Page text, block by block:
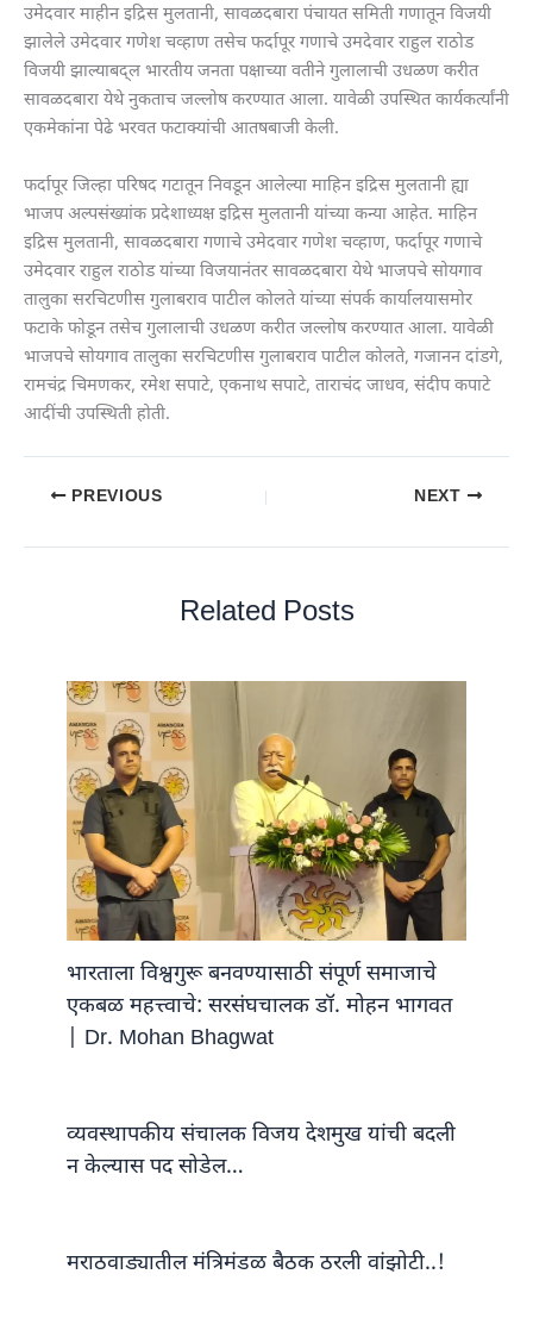
उमेदवार माहीन इद्रिस मुलतानी, सावळदबारा पंचायत समिती गणातून विजयी
झालेले उमेदवार गणेश चव्हाण तसेच फर्दापूर गणाचे उमदेवार राहुल राठोड
विजयी झाल्याबद्ल भारतीय जनता पक्षाच्या वतीने गुलालाची उधळण करीत
सावळदबारा येथे नुकताच जल्लोष करण्यात आला. यावेळी उपस्थित कार्यकर्त्यांनी
एकमेकांना पेढे भरवत फटाक्यांची आतषबाजी केली.
फर्दापूर जिल्हा परिषद गटातून निवडून आलेल्या माहिन इद्रिस मुलतानी ह्या
भाजप अल्पसंख्यांक प्रदेशाध्यक्ष इद्रिस मुलतानी यांच्या कन्या आहेत. माहिन
इद्रिस मुलतानी, सावळदबारा गणाचे उमेदवार गणेश चव्हाण, फर्दापूर गणाचे
उमेदवार राहुल राठोड यांच्या विजयानंतर सावळदबारा येथे भाजपचे सोयगाव
तालुका सरचिटणीस गुलाबराव पाटील कोलते यांच्या संपर्क कार्यालयासमोर
फटाके फोडून तसेच गुलालाची उधळण करीत जल्लोष करण्यात आला. यावेळी
भाजपचे सोयगाव तालुका सरचिटणीस गुलाबराव पाटील कोलते, गजानन दांडगे,
रामचंद्र चिमणकर, रमेश सपाटे, एकनाथ सपाटे, ताराचंद जाधव, संदीप कपाटे
आदींची उपस्थिती होती.
PREVIOUS NEXT
Related Posts
भारताला विश्वगुरू बनवण्यासाठी संपूर्ण समाजाचे
एकबळ महत्त्वाचे: सरसंघचालक डॉ. मोहन भागवत
| Dr. Mohan Bhagwat
व्यवस्थापकीय संचालक विजय देशमुख यांची बदली
न केल्यास पद सोडेल…
मराठवाड्यातील मंत्रिमंडळ बैठक ठरली वांझोटी..!